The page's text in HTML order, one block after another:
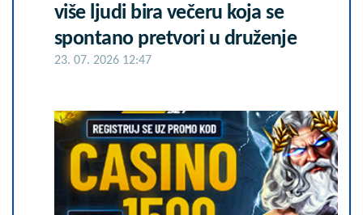
više ljudi bira večeru koja se
spontano pretvori u druženje
23. 07. 2026 12:47